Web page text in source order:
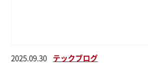
2025.09.30 テックブログ